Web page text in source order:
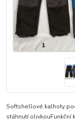
Softshellové kalhoty
stáhnutí olivkouFunkční